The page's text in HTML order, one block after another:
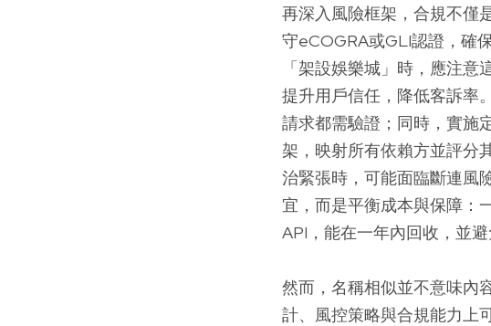
再深入風險框架，合規不僅
守eCOGRA或GLI認證，確
「架設娛樂城」時，應注
提升用戶信任，降低客訴率
請求都需驗證；同時，實施
架，映射所有依賴方並評分
治緊張時，可能面臨斷連風
宜，而是平衡成本與保障：
API，能在一年內回收，並避
然而，名稱相似並不意味內
計、風控策略與合規能力上